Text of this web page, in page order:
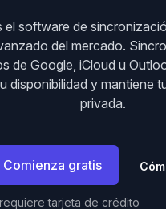
el software de
del mercado.
de Google, iCloud u
disponibilidad y mantiene
privada.
Comienza gratis
tarjeta de crédito